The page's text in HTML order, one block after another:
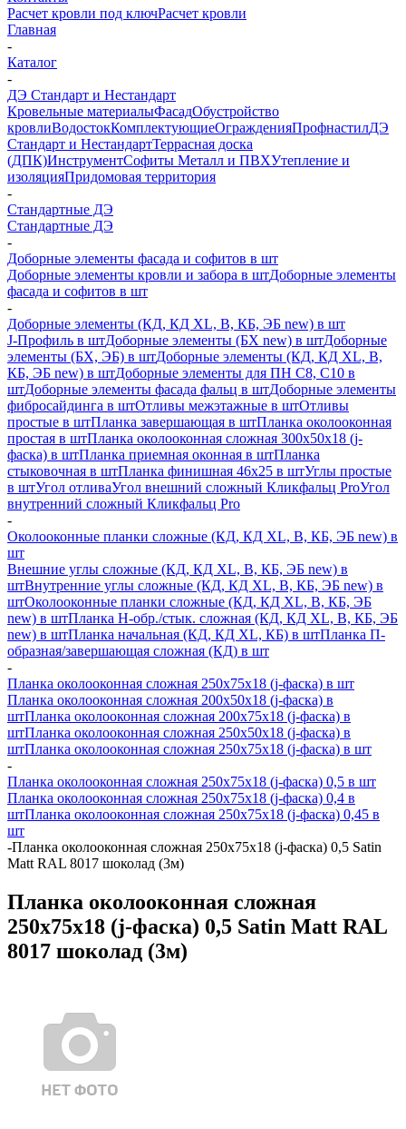
Расчет кровли под ключРасчет кровли
Главная
-
Каталог
-
ДЭ Стандарт и Нестандарт
Кровельные материалыФасадОбустройство
кровлиВодостокКомплектующиеОгражденияПрофнастилДЭ
Стандарт и НестандартТеррасная доска
(ДПК)ИнструментСофиты Металл и ПВХУтепление и
изоляцияПридомовая территория
-
Стандартные ДЭ
Стандартные ДЭ
-
Доборные элементы фасада и софитов в шт
Доборные элементы кровли и забора в штДоборные элементы
фасада и софитов в шт
-
Доборные элементы (КД, КД XL, В, КБ, ЭБ new) в шт
J-Профиль в штДоборные элементы (БХ new) в штДоборные
элементы (БХ, ЭБ) в штДоборные элементы (КД, КД XL, В,
КБ, ЭБ new) в штДоборные элементы для ПН С8, С10 в
штДоборные элементы фасада фальц в штДоборные элементы
фибросайдинга в штОтливы межэтажные в штОтливы
простые в штПланка завершающая в штПланка околооконная
простая в штПланка околооконная сложная 300х50х18 (j-
фаска) в штПланка приемная оконная в штПланка
стыковочная в штПланка финишная 46х25 в штУглы простые
в штУгол отливаУгол внешний сложный Кликфальц ProУгол
внутренний сложный Кликфальц Pro
-
Околооконные планки сложные (КД, КД XL, В, КБ, ЭБ new) в
шт
Внешние углы сложные (КД, КД XL, В, КБ, ЭБ new) в
штВнутренние углы сложные (КД, КД XL, В, КБ, ЭБ new) в
штОколооконные планки сложные (КД, КД XL, В, КБ, ЭБ
new) в штПланка H-обр./стык. сложная (КД, КД XL, В, КБ, ЭБ
new) в штПланка начальная (КД, КД XL, КБ) в штПланка П-
образная/завершающая сложная (КД) в шт
-
Планка околооконная сложная 250х75х18 (j-фаска) в шт
Планка околооконная сложная 200х50х18 (j-фаска) в
штПланка околооконная сложная 200х75х18 (j-фаска) в
штПланка околооконная сложная 250х50х18 (j-фаска) в
штПланка околооконная сложная 250х75х18 (j-фаска) в шт
-
Планка околооконная сложная 250х75х18 (j-фаска) 0,5 в шт
Планка околооконная сложная 250х75х18 (j-фаска) 0,4 в
штПланка околооконная сложная 250х75х18 (j-фаска) 0,45 в
шт
-Планка околооконная сложная 250х75х18 (j-фаска) 0,5 Satin
Matt RAL 8017 шоколад (3м)
Планка околооконная сложная
250х75х18 (j-фаска) 0,5 Satin Matt RAL
8017 шоколад (3м)